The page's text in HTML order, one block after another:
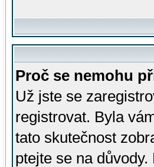
Proč se nemohu
Už jste se
registrovat. Byla
tato skutečnost
ptejte se na